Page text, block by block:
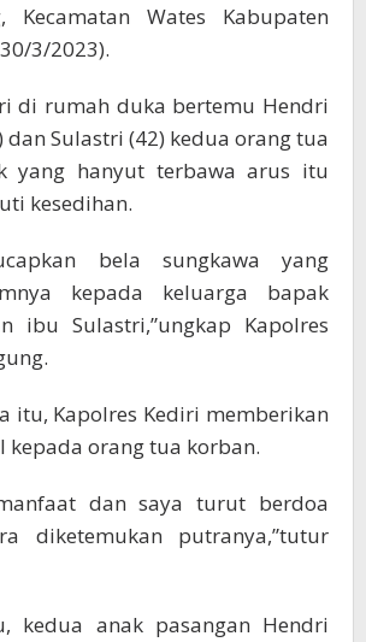
Kecamatan Wates Kabupaten
3/2023).
di rumah duka bertemu Hendri
dan Sulastri (42) kedua orang tua
yang hanyut terbawa arus itu
kesedihan.
bela sungkawa yang
kepada keluarga bapak
ibu Sulastri,”ungkap Kapolres
itu, Kapolres Kediri memberikan
kepada orang tua korban.
dan saya turut berdoa
diketemukan putranya,”tutur
kedua anak pasangan Hendri